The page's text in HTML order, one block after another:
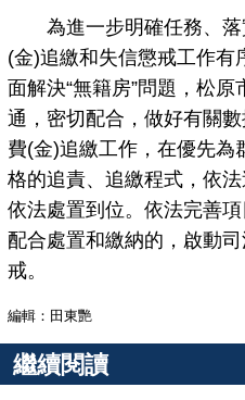
為進一步明確任務、落
(金)追繳和失信懲戒工作有
面解決“無籍房”問題，松
通，密切配合，做好有關
費(金)追繳工作，在優先為
格的追責、追繳程式，依
依法處置到位。依法完善
配合處置和繳納的，啟動
戒。
編輯：田東艷
繼續閱讀